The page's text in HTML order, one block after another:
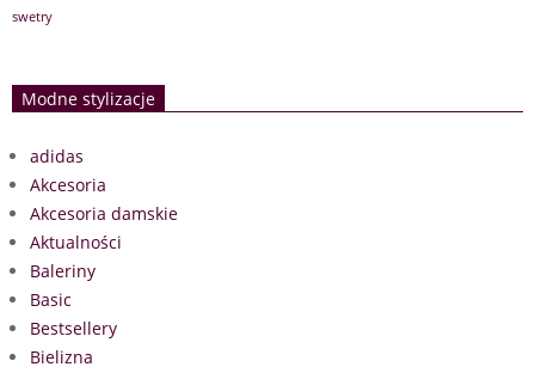
swetry
Modne stylizacje
adidas
Akcesoria
Akcesoria damskie
Aktualności
Baleriny
Basic
Bestsellery
Bielizna